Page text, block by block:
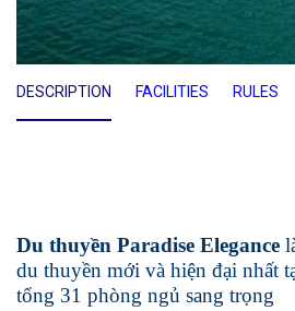
DESCRIPTION FACILITIES RULES
Du thuyền Paradise Elegance
du thuyền mới và hiện đại nhất
tổng 31 phòng ngủ sang trọng